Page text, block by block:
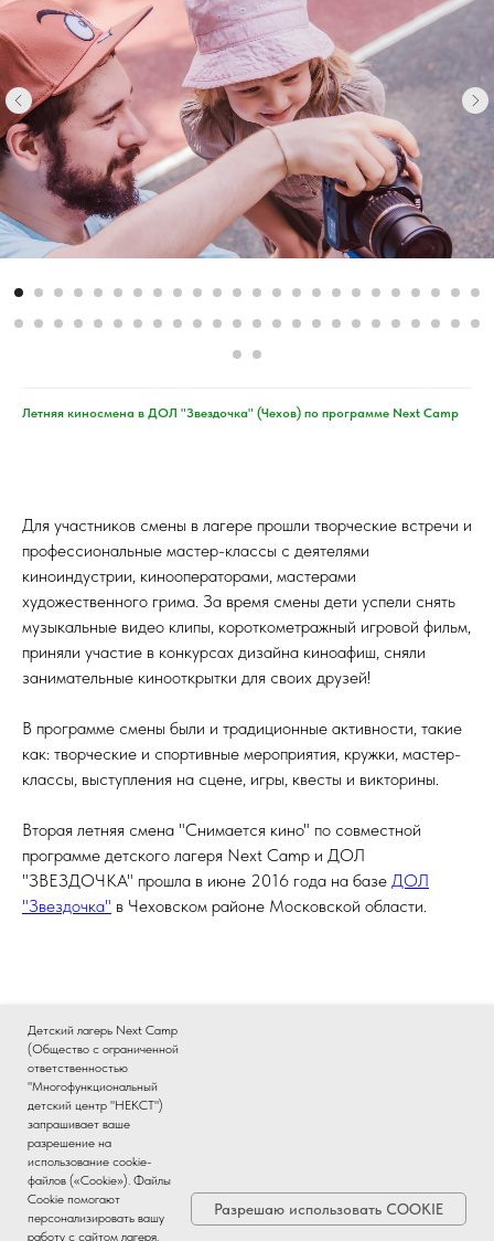
Летняя киносмена в ДОЛ "Звездочка" (Чехов) по программе Next Camp
Для участников смены в лагере прошли творческие встречи и
профессиональные мастер-классы с деятелями
киноиндустрии, кинооператорами, мастерами
художественного грима. За время смены дети успели снять
музыкальные видео клипы, короткометражный игровой фильм,
приняли участие в конкурсах дизайна киноафиш, сняли
занимательные кинооткрытки для своих друзей!
В программе смены были и традиционные активности, такие
как: творческие и спортивные мероприятия, кружки, мастер-
классы, выступления на сцене, игры, квесты и викторины.
Вторая летняя смена "Снимается кино" по совместной
программе детского лагеря Next Camp и ДОЛ
"ЗВЕЗДОЧКА" прошла в июне 2016 года на базе ДОЛ
"Звездочка" в Чеховском районе Московской области.
Еще больше фотографий второй летней смены "Снимается
кино"в группе лагеря ВКонтакте
Все материалы данного сайта являются объектами авторского
права. Запрещается копирование, распространение, модификация
Детский лагерь Next Camp
(Общество с ограниченной
ответственностью
"Многофункциональный
детский центр "НЕКСТ")
запрашивает ваше
разрешение на
использование cookie-
файлов («Cookie»). Файлы
Cookie помогают
персонализировать вашу
работу с сайтом лагеря.
Разрешаю использовать COOKIE